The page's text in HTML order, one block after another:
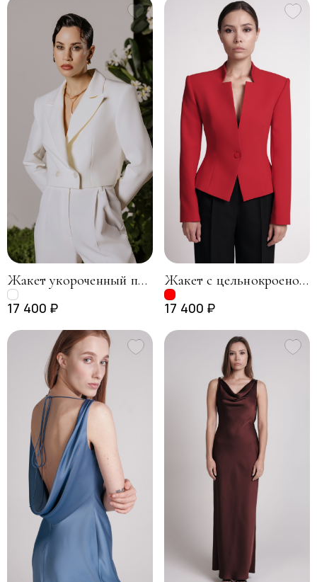
Жакет укороченный прямого силуэта, молочный
17 400 ₽
Жакет с цельнокроеной стойкой, красный
17 400 ₽